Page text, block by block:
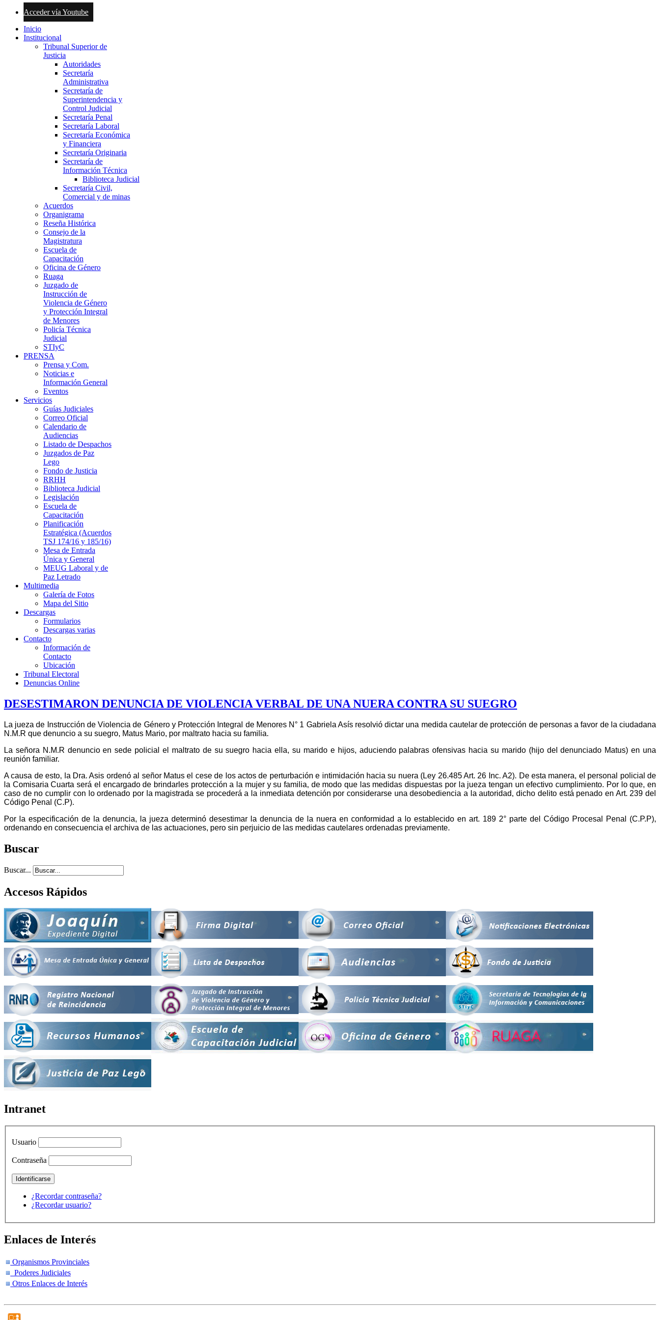
Acceder vía Youtube
Inicio
Institucional
Tribunal Superior de
Justicia
Autoridades
Secretaría
Administrativa
Secretaría de
Superintendencia y
Control Judicial
Secretaría Penal
Secretaría Laboral
Secretaría Económica
y Financiera
Secretaría Originaria
Secretaría de
Información Técnica
Biblioteca Judicial
Secretaría Civil,
Comercial y de minas
Acuerdos
Organigrama
Reseña Histórica
Consejo de la
Magistratura
Escuela de
Capacitación
Oficina de Género
Ruaga
Juzgado de
Instrucción de
Violencia de Género
y Protección Integral
de Menores
Policía Técnica
Judicial
STIyC
PRENSA
Prensa y Com.
Noticias e
Información General
Eventos
Servicios
Guías Judiciales
Correo Oficial
Calendario de
Audiencias
Listado de Despachos
Juzgados de Paz
Lego
Fondo de Justicia
RRHH
Biblioteca Judicial
Legislación
Escuela de
Capacitación
Planificación
Estratégica (Acuerdos
TSJ 174/16 y 185/16)
Mesa de Entrada
Única y General
MEUG Laboral y de
Paz Letrado
Multimedia
Galería de Fotos
Mapa del Sitio
Descargas
Formularios
Descargas varias
Contacto
Información de
Contacto
Ubicación
Tribunal Electoral
Denuncias Online
DESESTIMARON DENUNCIA DE VIOLENCIA VERBAL DE UNA NUERA CONTRA SU SUEGRO
La jueza de Instrucción de Violencia de Género y Protección Integral de Menores N° 1 Gabriela Asís resolvió dictar una medida cautelar de protección de personas a favor de la ciudadana
N.M.R que denuncio a su suegro, Matus Mario, por maltrato hacia su familia.
La señora N.M.R denuncio en sede policial el maltrato de su suegro hacia ella, su marido e hijos, aduciendo palabras ofensivas hacia su marido (hijo del denunciado Matus) en una
reunión familiar.
A causa de esto, la Dra. Asis ordenó al señor Matus el cese de los actos de perturbación e intimidación hacia su nuera (Ley 26.485 Art. 26 Inc. A2). De esta manera, el personal policial de
la Comisaria Cuarta será el encargado de brindarles protección a la mujer y su familia, de modo que las medidas dispuestas por la jueza tengan un efectivo cumplimiento. Por lo que, en
caso de no cumplir con lo ordenado por la magistrada se procederá a la inmediata detención por considerarse una desobediencia a la autoridad, dicho delito está penado en Art. 239 del
Código Penal (C.P).
Por la especificación de la denuncia, la jueza determinó desestimar la denuncia de la nuera en conformidad a lo establecido en art. 189 2° parte del Código Procesal Penal (C.P.P),
ordenando en consecuencia el archiva de las actuaciones, pero sin perjuicio de las medidas cautelares ordenadas previamente.
Buscar
Buscar...
Accesos Rápidos
Intranet
Usuario
Contraseña
¿Recordar contraseña?
¿Recordar usuario?
Enlaces de Interés
Organismos Provinciales
Poderes Judiciales
Otros Enlaces de Interés